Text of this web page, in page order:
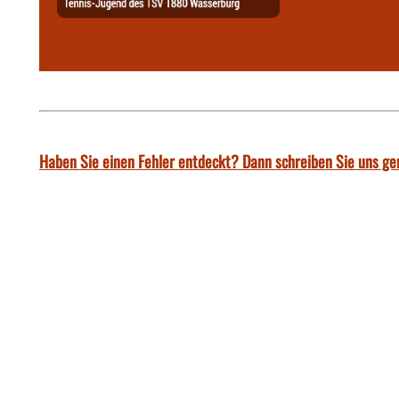
Haben Sie einen Fehler entdeckt? Dann schreiben Sie uns